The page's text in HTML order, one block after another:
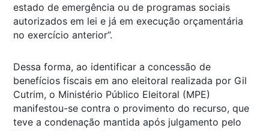
estado de emergência ou de programas sociais
autorizados em lei e já em execução orçamentária
no exercício anterior”.
Dessa forma, ao identificar a concessão de
benefícios fiscais em ano eleitoral realizada por Gil
Cutrim, o Ministério Público Eleitoral (MPE)
manifestou-se contra o provimento do recurso, que
teve a condenação mantida após julgamento pelo